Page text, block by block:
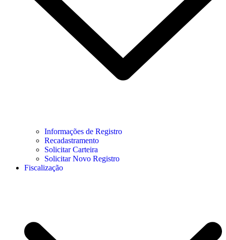
Informações de Registro
Recadastramento
Solicitar Carteira
Solicitar Novo Registro
Fiscalização